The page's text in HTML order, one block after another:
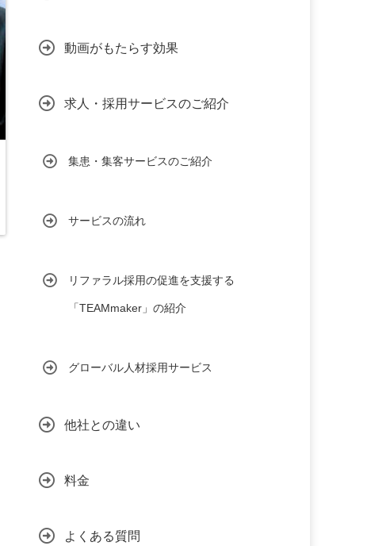
動画がもたらす効果
求人・採用サービスのご紹介
集患・集客サービスのご紹介
サービスの流れ
リファラル採用の促進を支援する
「TEAMmaker」の紹介
グローバル人材採用サービス
他社との違い
料金
よくある質問